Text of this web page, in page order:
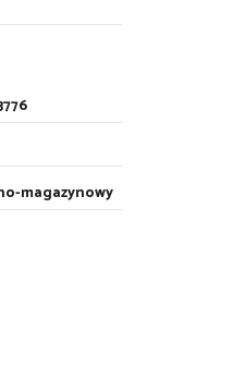
magazynowy